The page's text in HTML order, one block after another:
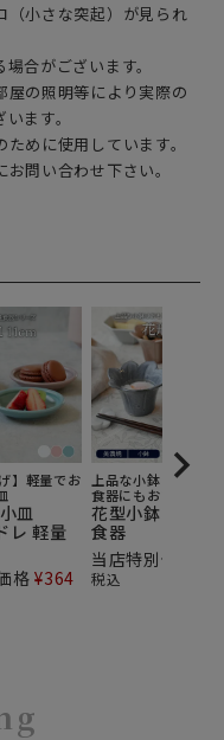
小さな突起）が見られ
合がございます。
の照明等により実際の
ます。
めに使用しています。
問い合わせ下さい。
】軽量でお
皿
レ 軽量
格 ¥364
上品な小鉢はおもて
食器にもおすすめ。
花型小鉢 9.5cm
食器
当店特別価格
税込